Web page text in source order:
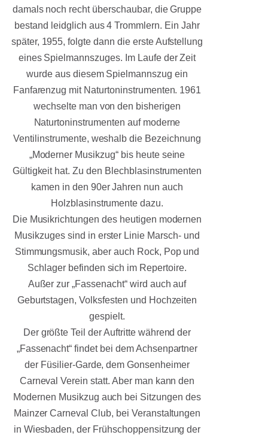
damals noch recht überschaubar, die Gruppe
bestand leidglich aus 4 Trommlern. Ein Jahr
später, 1955, folgte dann die erste Aufstellung
eines Spielmannszuges. Im Laufe der Zeit
wurde aus diesem Spielmannszug ein
Fanfarenzug mit Naturtoninstrumenten. 1961
wechselte man von den bisherigen
Naturtoninstrumenten auf moderne
Ventilinstrumente, weshalb die Bezeichnung
„Moderner Musikzug“ bis heute seine
Gültigkeit hat. Zu den Blechblasinstrumenten
kamen in den 90er Jahren nun auch
Holzblasinstrumente dazu.
Die Musikrichtungen des heutigen modernen
Musikzuges sind in erster Linie Marsch- und
Stimmungsmusik, aber auch Rock, Pop und
Schlager befinden sich im Repertoire.
Außer zur „Fassenacht“ wird auch auf
Geburtstagen, Volksfesten und Hochzeiten
gespielt.
Der größte Teil der Auftritte während der
„Fassenacht“ findet bei dem Achsenpartner
der Füsilier-Garde, dem Gonsenheimer
Carneval Verein statt. Aber man kann den
Modernen Musikzug auch bei Sitzungen des
Mainzer Carneval Club, bei Veranstaltungen
in Wiesbaden, der Frühschoppensitzung der